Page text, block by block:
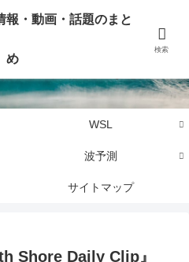
最新情報を写真、画像、動画でまとめて
WSL
波予測
サイトマップ
Shore Daily Clip』
報・動画・話題のまと
め
検索